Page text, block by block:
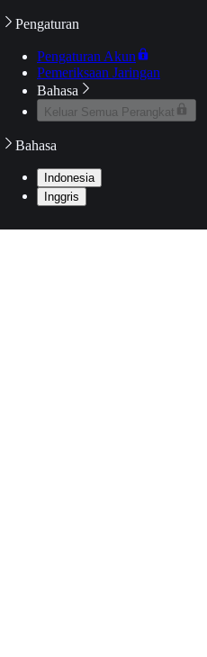
Pengaturan
Pengaturan Akun
Pemeriksaan Jaringan
Bahasa
Keluar Semua Perangkat
Bahasa
Indonesia
Inggris